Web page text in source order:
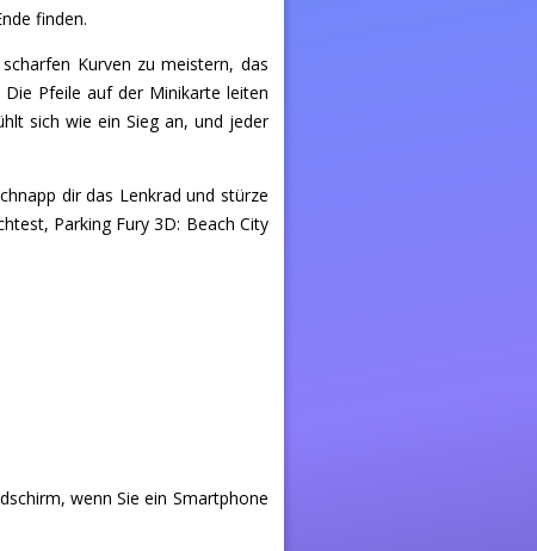
finden.
Kurven zu meistern, das
Pfeile auf der Minikarte leiten
sich wie ein Sieg an, und jeder
dir das Lenkrad und stürze
Parking Fury 3D: Beach City
wenn Sie ein Smartphone